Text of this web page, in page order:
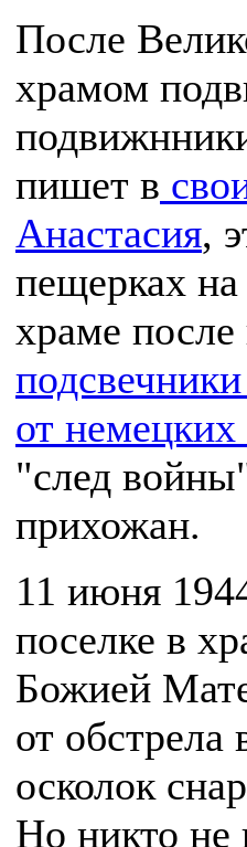
После
храмом
пишет в
Анастасия,
пещерках
храме
от немецких
"след
прихожан.
11 июня
поселке в
Божией
от
осколок
Но никто не